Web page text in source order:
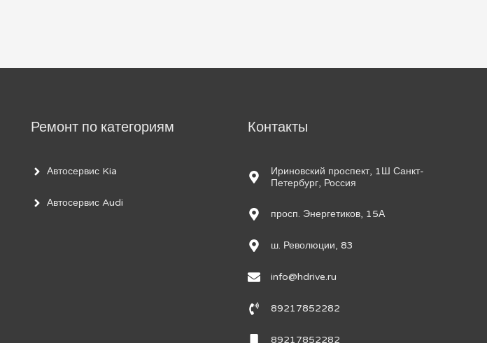
Ремонт по категориям
Автосервис Kia
Автосервис Audi
Контакты
Ириновский проспект, 1Ш Санкт-
Петербург, Россия
просп. Энергетиков, 15А
ш. Революции, 83
info@hdrive.ru
89217852282
89217852282